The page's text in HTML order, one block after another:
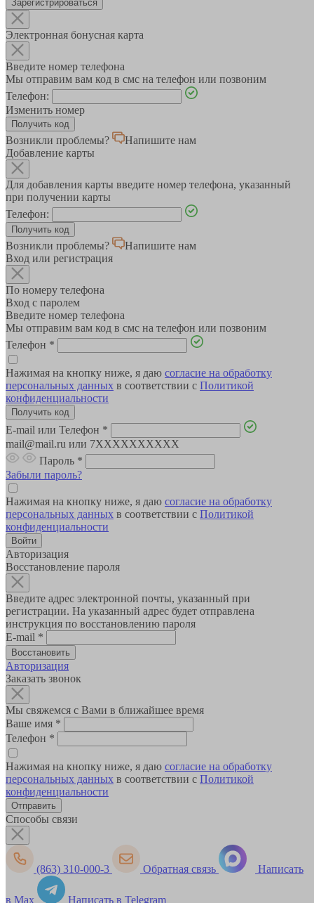
Зарегистрироваться
Электронная бонусная карта
Введите номер телефона
Мы отправим вам код в смс на телефон или позвоним
Телефон:
Изменить номер
Возникли проблемы?
Напишите нам
Добавление карты
Для добавления карты введите номер телефона, указанный
при получении карты
Телефон:
Возникли проблемы?
Напишите нам
Вход или регистрация
По номеру телефона
Вход с паролем
Введите номер телефона
Мы отправим вам код в смс на телефон или позвоним
Телефон *
Нажимая на кнопку ниже, я даю согласие на обработку
персональных данных в соответствии с Политикой
конфиденциальности
E-mail или Телефон *
mail@mail.ru или 7XXXXXXXXXX
Пароль *
Забыли пароль?
Нажимая на кнопку ниже, я даю согласие на обработку
персональных данных в соответствии с Политикой
конфиденциальности
Авторизация
Восстановление пароля
Введите адрес электронной почты, указанный при
регистрации. На указанный адрес будет отправлена
инструкция по восстановлению пароля
E-mail *
Авторизация
Заказать звонок
Мы свяжемся с Вами в ближайшее время
Ваше имя *
Телефон *
Нажимая на кнопку ниже, я даю согласие на обработку
персональных данных в соответствии с Политикой
конфиденциальности
Способы связи
(863) 310-000-3 Обратная связь Написать
в Max
Написать в Telegram